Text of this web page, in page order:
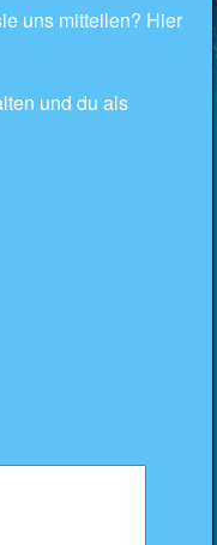
uns mitteilen? Hier
und du als